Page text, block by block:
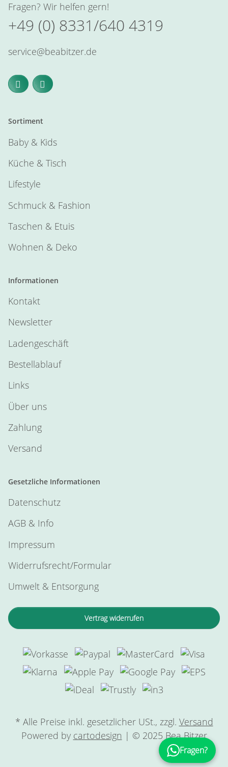
Fragen? Wir helfen gern!
+49 (0) 8331/640 4319
service@beabitzer.de
Sortiment
Baby & Kids
Küche & Tisch
Lifestyle
Schmuck & Fashion
Taschen & Etuis
Wohnen & Deko
Informationen
Kontakt
Newsletter
Ladengeschäft
Bestellablauf
Links
Über uns
Zahlung
Versand
Gesetzliche Informationen
Datenschutz
AGB & Info
Impressum
Widerrufsrecht/Formular
Umwelt & Entsorgung
Vertrag widerrufen
* Alle Preise inkl. gesetzlicher USt., zzgl. Versand
Powered by cartodesign | © 2025 Bea Bitzer
Fragen?